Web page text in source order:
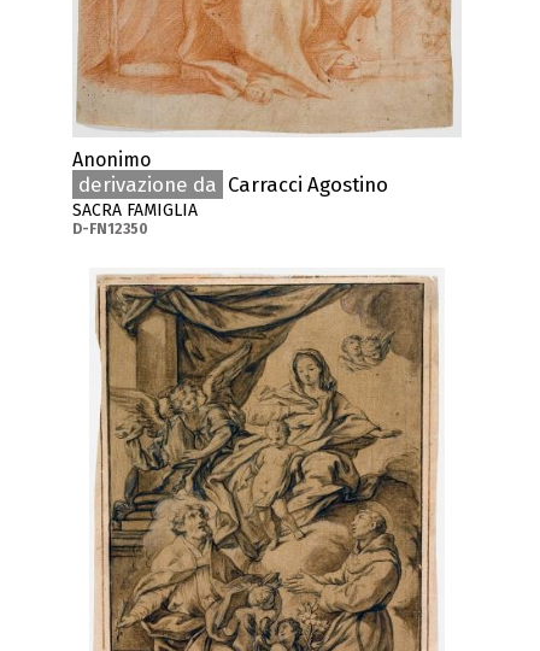
Anonimo
derivazione da Carracci Agostino
SACRA FAMIGLIA
D-FN12350